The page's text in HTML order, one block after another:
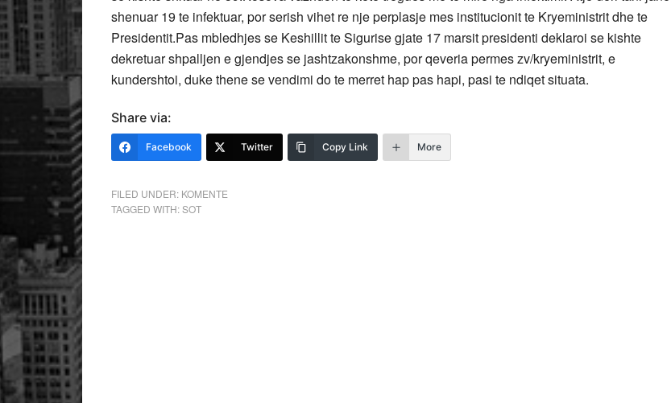
shenuar 19 te infektuar, por serish vihet re nje perplasje mes institucionit te Kryeministrit dhe te
Presidentit.Pas mbledhjes se Keshillit te Sigurise gjate 17 marsit presidenti deklaroi se kishte
dekretuar shpalljen e gjendjes se jashtzakonshme, por qeveria permes zv/kryeministrit, e
kundershtoi, duke thene se vendimi do te merret hap pas hapi, pasi te ndiqet situata.
Share via:
Facebook Twitter Copy Link More
FILED UNDER: KOMENTE
TAGGED WITH:SOT